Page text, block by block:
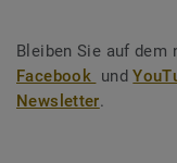
Bleiben Sie auf dem
Facebook und
Newsletter.